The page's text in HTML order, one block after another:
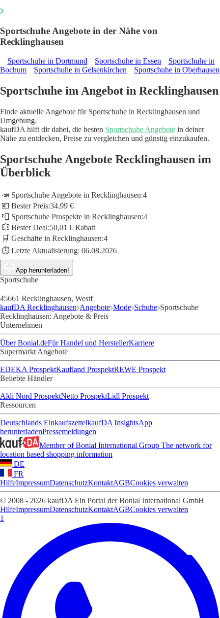
Sportschuhe Angebote in der Nähe von
Recklinghausen
Sportschuhe in Dortmund Sportschuhe in Essen
Sportschuhe in
Bochum
Sportschuhe in Gelsenkirchen Sportschuhe in Oberhausen
Sportschuhe im Angebot in Recklinghausen
Finde aktuelle Angebote für Sportschuhe in Recklinghausen und
Umgebung.
kaufDA hilft dir dabei, die besten Sportschuhe Angebote in deiner
Nähe zu entdecken, Preise zu vergleichen und günstig einzukaufen.
Sportschuhe Angebote Recklinghausen im
Überblick
📣 Sportschuhe Angebote in Recklinghausen:4
💶 Bester Preis:34,99 €
📮 Sportschuhe Prospekte in Recklinghausen:4
💥 Bester Deal:50,01 € Rabatt
🛒 Geschäfte in Recklinghausen:4
⏱️ Letzte Aktualisierung: 06.08.2026
App herunterladen!
Sportschuhe
45661 Recklinghausen, Westf
kaufDA Recklinghausen Angebote Mode Schuhe Sportschuhe
Recklinghausen: Angebote & Preis
Unternehmen
Über Bonial.deFür Handel und HerstellerKarriere
Supermarkt Angebote
EDEKA ProspektKaufland ProspektREWE Prospekt
Beliebte Händler
Aldi Nord ProspektNetto ProspektLidl Prospekt
Ressourcen
Deutschlands EinkaufszettelkaufDA InsightsApp
herunterladenPressemeldungen
Member of Bonial International Group The network for
location based shopping information
DE
FR
HilfeImpressumDatenschutzKontaktAGBCookies verwalten
© 2008 - 2026 kaufDA Ein Portal der Bonial International GmbH
HilfeImpressumDatenschutzKontaktAGBCookies verwalten
1